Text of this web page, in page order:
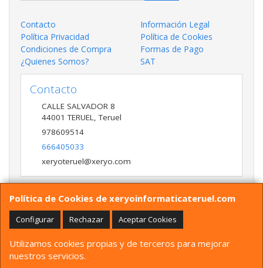
Política de Cookies de xeryoinformaticateruel.com
Configurar Rechazar Aceptar Cookies
Utilizamos cookies propias y de terceros para mejorar
nuestros servicios.
Contacto
Información Legal
Política Privacidad
Política de Cookies
Condiciones de Compra
Formas de Pago
¿Quienes Somos?
SAT
Contacto
CALLE SALVADOR 8
44001 TERUEL,Teruel
978609514
666405033
xeryoteruel@xeryo.com
Horario
LUNES A VIERNES 9:30 A 13:30 17:00 a 20:00 Y
SÁBADO 10:00 A 13:30